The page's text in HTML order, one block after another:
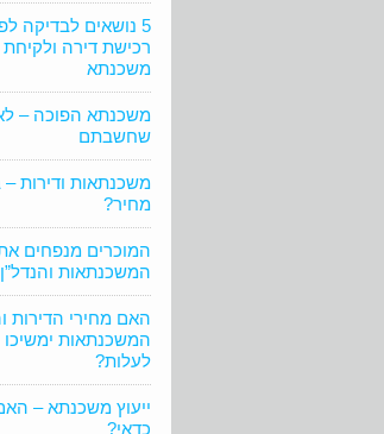
5 נושאים לבדיקה
רכישת דירה ולקיחת
משכנתא
משכנתא הפוכה –
שחשבתם
משכנתאות ודירות –
מחיר?
המוכרים מנפחים
המשכנתאות והנדל”ן
האם מחירי הדירות
המשכנתאות ימשיכו
לעלות?
ייעוץ משכנתא –
כדאי?